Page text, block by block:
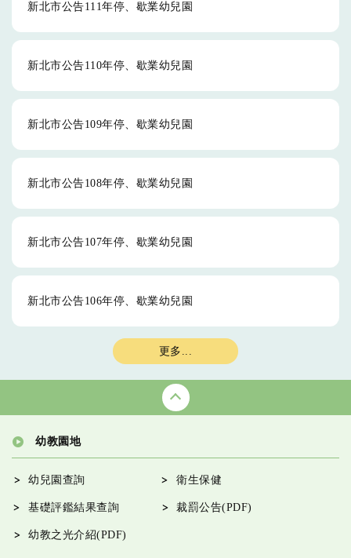
新北市公告111年停、歇業幼兒園
新北市公告110年停、歇業幼兒園
新北市公告109年停、歇業幼兒園
新北市公告108年停、歇業幼兒園
新北市公告107年停、歇業幼兒園
新北市公告106年停、歇業幼兒園
更多...
幼教園地
幼兒園查詢 衛生保健
基礎評鑑結果查詢 裁罰公告(PDF)
幼教之光介紹(PDF)